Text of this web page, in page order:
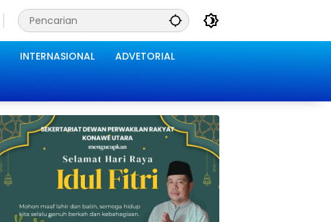
INTERNASIONAL ADVETORIAL